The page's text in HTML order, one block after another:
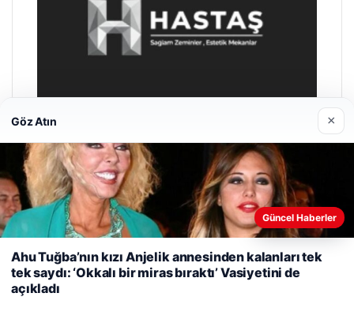
Prenses Night Club
Nisan 29, 2026
Web sitemizi nasıl kullandığınızı daha iyi anlayabilmek,
deneyiminizi kişiselleştirmek ve geliştirmek amacıyla çerezler
kullanıyoruz.Çerez Politikamız
Reddet
Göz Atın ×
Güncel Haberler
Ahu Tuğba’nın kızı Anjelik annesinden kalanları tek
tek saydı: ‘Okkalı bir miras bıraktı’ Vasiyetini de
açıkladı